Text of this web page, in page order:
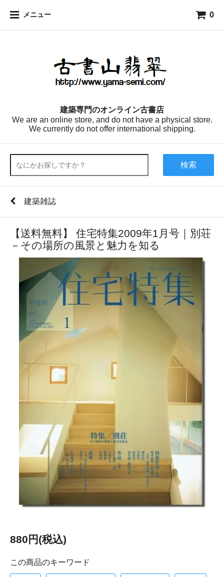
メニュー 0
建築専門のオンライン古書店
We are an online store, and do not have a physical store.
We currently do not offer international shipping.
検索
建築雑誌
【送料無料】 住宅特集2009年1月号｜別荘
－その場所の風景と魅力を知る
880円(税込)
この商品のキーワード